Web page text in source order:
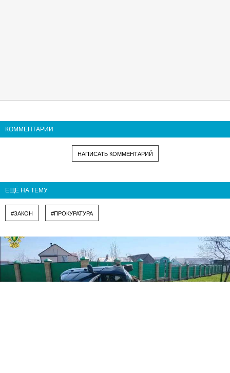
КОММЕНТАРИИ
НАПИСАТЬ КОММЕНТАРИЙ
ЕЩЁ НА ТЕМУ
#ЗАКОН #ПРОКУРАТУРА